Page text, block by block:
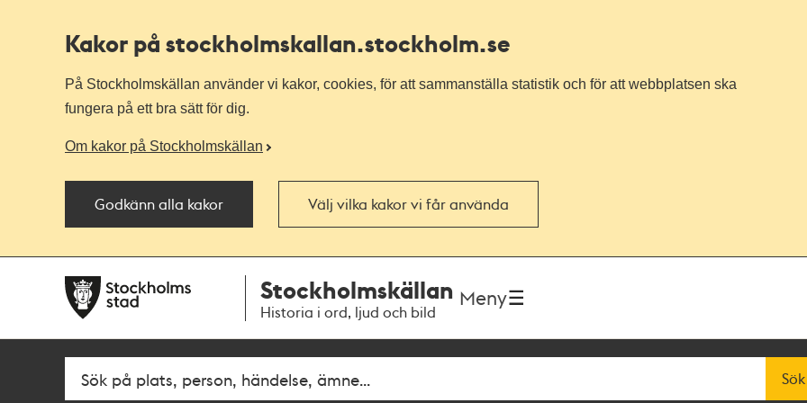
Kakor på stockholmskallan.stockholm.se
På Stockholmskällan använder vi kakor, cookies, för att sammanställa statistik och för att webbplatsen ska
fungera på ett bra sätt för dig.
Om kakor på Stockholmskällan
Godkänn alla kakor Välj vilka kakor vi får använda
navigationen
huvudinnehållet
Stockholmskällan
Historia i ord, ljud och bild
Meny
Fritextsök Sök